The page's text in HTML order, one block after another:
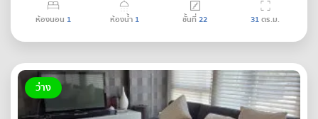
ห้องนอน 1 ห้องน้ำ 1 ชั้นที่22 31ตร.ม.
ว่าง